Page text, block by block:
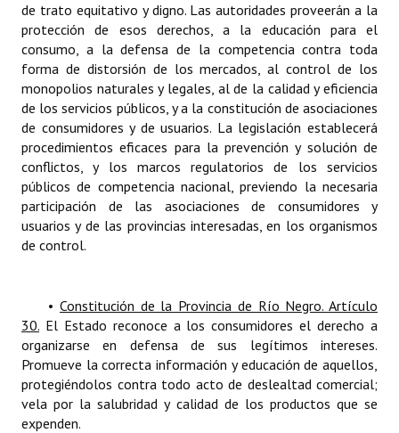
Huéspedes de Honor - Registro
Antiguos Pobladores - Registro
Reconocimientos - Registro
Bariloche, Municipio intercultural
Entrega de distinciones
REFORMA DE LA CARTA ORGÁNICA
de trato equitativo y digno. Las autoridades proveerán a la
protección de esos derechos, a la educación para el
consumo, a la defensa de la competencia contra toda
forma de distorsión de los mercados, al control de los
monopolios naturales y legales, al de la calidad y eficiencia
de los servicios públicos, y a la constitución de asociaciones
de consumidores y de usuarios. La legislación establecerá
procedimientos eficaces para la prevención y solución de
conflictos, y los marcos regulatorios de los servicios
públicos de competencia nacional, previendo la necesaria
participación de las asociaciones de consumidores y
usuarios y de las provincias interesadas, en los organismos
de control.
• Constitución de la Provincia de Río Negro. Artículo
30. El Estado reconoce a los consumidores el derecho a
organizarse en defensa de sus legítimos intereses.
Promueve la correcta información y educación de aquellos,
protegiéndolos contra todo acto de deslealtad comercial;
vela por la salubridad y calidad de los productos que se
expenden.